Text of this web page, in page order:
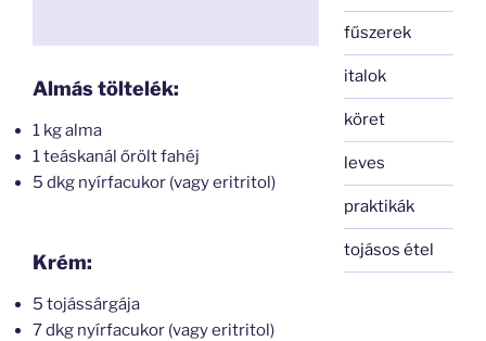
Almás töltelék:
1 kg alma
1 teáskanál őrölt fahéj
5 dkg nyírfacukor (vagy eritritol)
Krém:
5 tojássárgája
7 dkg nyírfacukor (vagy eritritol)
fűszerek
italok
köret
leves
praktikák
tojásos étel